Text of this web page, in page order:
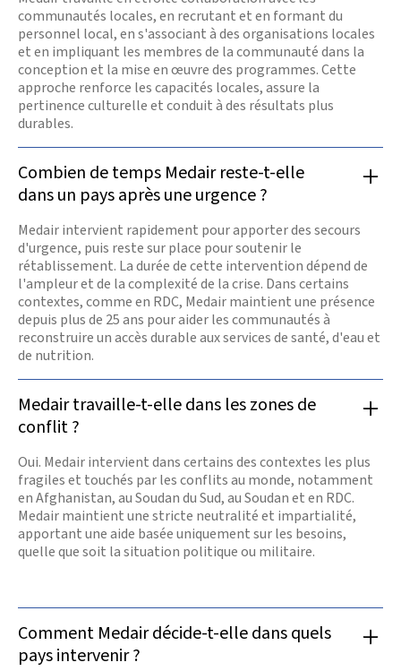
communautés locales, en recrutant et en formant du
personnel local, en s'associant à des organisations locales
et en impliquant les membres de la communauté dans la
conception et la mise en œuvre des programmes. Cette
approche renforce les capacités locales, assure la
pertinence culturelle et conduit à des résultats plus
durables.
Combien de temps Medair reste-t-elle
dans un pays après une urgence ?
Medair intervient rapidement pour apporter des secours
d'urgence, puis reste sur place pour soutenir le
rétablissement. La durée de cette intervention dépend de
l'ampleur et de la complexité de la crise. Dans certains
contextes, comme en RDC, Medair maintient une présence
depuis plus de 25 ans pour aider les communautés à
reconstruire un accès durable aux services de santé, d'eau et
de nutrition.
Medair travaille-t-elle dans les zones de
conflit ?
Oui. Medair intervient dans certains des contextes les plus
fragiles et touchés par les conflits au monde, notamment
en Afghanistan, au Soudan du Sud, au Soudan et en RDC.
Medair maintient une stricte neutralité et impartialité,
apportant une aide basée uniquement sur les besoins,
quelle que soit la situation politique ou militaire.
Comment Medair décide-t-elle dans quels
pays intervenir ?